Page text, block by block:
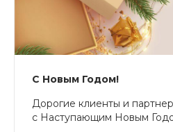
С Новым Годом!
Дорогие клиенты и
с Наступающим Новым